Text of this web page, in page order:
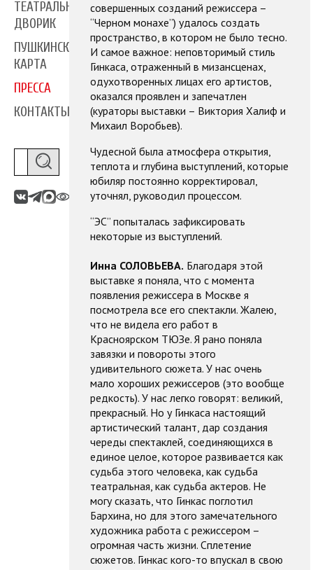
ТЕАТРАЛЬНЫЙ
ДВОРИК
ПУШКИНСКАЯ
КАРТА
ПРЕССА
КОНТАКТЫ
совершенных созданий режиссера –
“Черном монахе”) удалось создать
пространство, в котором не было тесно.
И самое важное: неповторимый стиль
Гинкаса, отраженный в мизансценах,
одухотворенных лицах его артистов,
оказался проявлен и запечатлен
(кураторы выставки – Виктория Халиф и
Михаил Воробьев).
Чудесной была атмосфера открытия,
теплота и глубина выступлений, которые
юбиляр постоянно корректировал,
уточнял, руководил процессом.
“ЭС” попыталась зафиксировать
некоторые из выступлений.
Инна СОЛОВЬЕВА. Благодаря этой
выставке я поняла, что с момента
появления режиссера в Москве я
посмотрела все его спектакли. Жалею,
что не видела его работ в
Красноярском ТЮЗе. Я рано поняла
завязки и повороты этого
удивительного сюжета. У нас очень
мало хороших режиссеров (это вообще
редкость). У нас легко говорят: великий,
прекрасный. Но у Гинкаса настоящий
артистический талант, дар создания
череды спектаклей, соединяющихся в
единое целое, которое развивается как
судьба этого человека, как судьба
театральная, как судьба актеров. Не
могу сказать, что Гинкас поглотил
Бархина, но для этого замечательного
художника работа с режиссером –
огромная часть жизни. Сплетение
сюжетов. Гинкас кого-то впускал в свою